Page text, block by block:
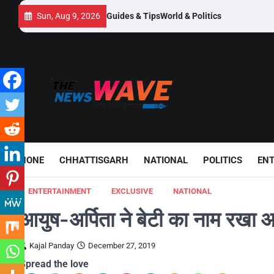
content
Sun, Aug 9, 2026 Guides & TipsWorld & Politics
HONE CHHATTISGARH NATIONAL POLITICS
ENTERTAINMENT EXCLUSIVE NATIONAL
आयुष-अर्पिता ने बेटी का नाम रखा
Kajal Panday December 27, 2019
Spread the love